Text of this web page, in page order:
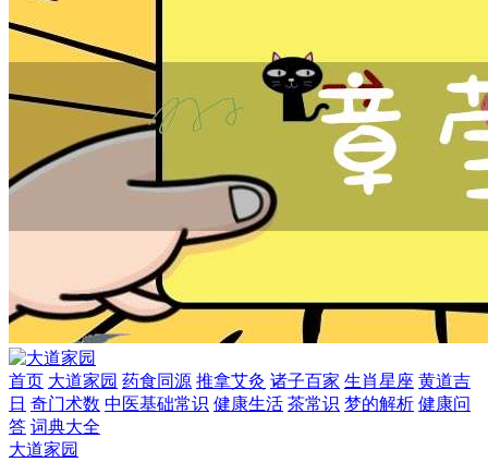
首页 大道家园 药食同源 推拿艾灸 诸子百家 生肖星座 黄道吉
日 奇门术数 中医基础常识 健康生活 茶常识 梦的解析 健康问
答 词典大全
大道家园